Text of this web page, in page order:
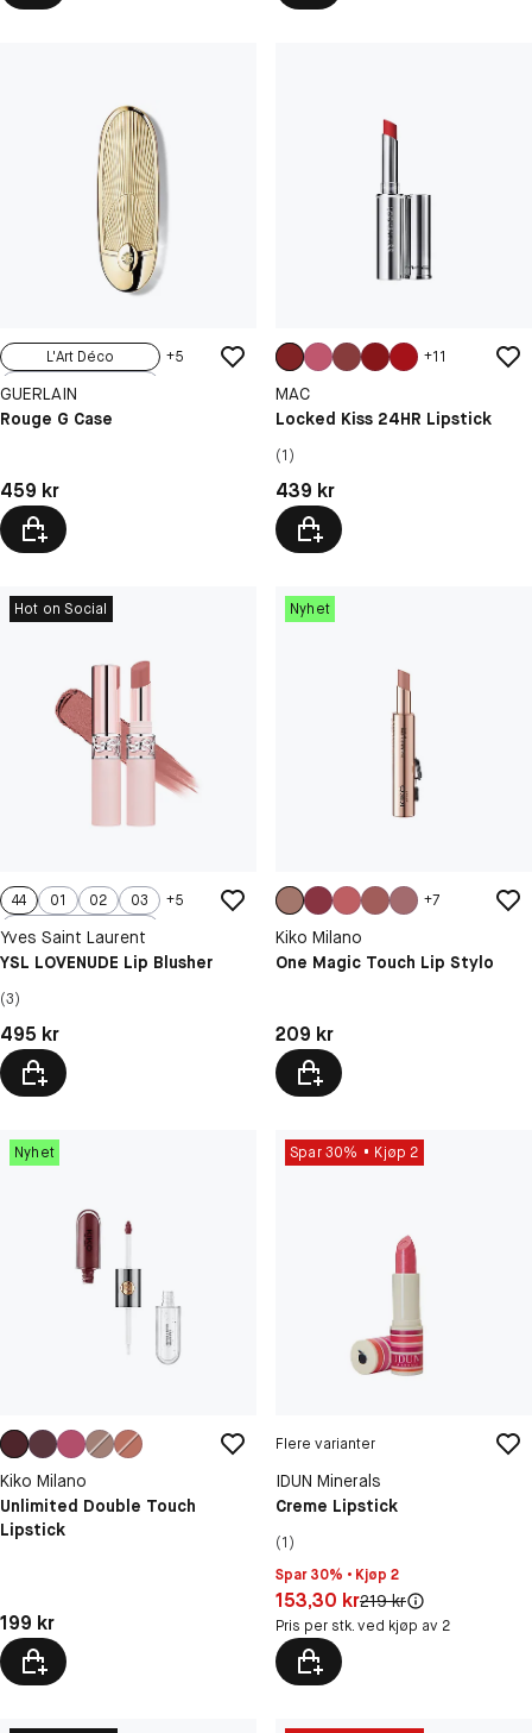
L'Art Déco
Le Marbre
Les Studs
+5
GUERLAIN
Rouge G Case
Pris: 459 kr
459 kr
+11
MAC
Locked Kiss 24HR Lipstick
(1)
Pris: 439 kr
439 kr
Hot on Social
44 01 02
03
04
+5
Yves Saint Laurent
YSL LOVENUDE Lip Blusher
(3)
Pris: 495 kr
495 kr
Nyhet
+7
Kiko Milano
One Magic Touch Lip Stylo
Pris: 209 kr
209 kr
Nyhet
Kiko Milano
Unlimited Double Touch
Lipstick
Pris: 199 kr
199 kr
Spar 30% Kjøp 2
Flere varianter
IDUN Minerals
Creme Lipstick
(1)
Spar 30% • Kjøp 2
Pris: 153,30 kr
153,30 krOriginal pris:
219 kr
Pris per stk. ved kjøp av 2